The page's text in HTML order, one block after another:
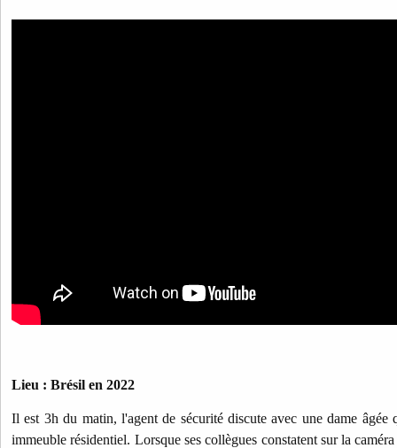
Lieu : Brésil en 2022
Il est 3h du matin, l'agent de sécurité discute avec une dame âgée
immeuble résidentiel. Lorsque ses collègues constatent sur la